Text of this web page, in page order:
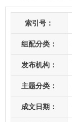
索引号：
组配分类：
发布机构：
主题分类：
成文日期：